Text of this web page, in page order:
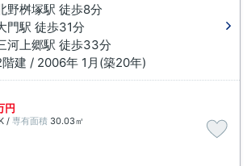
野桝塚駅 徒歩8分
門駅 徒歩31分
河上郷駅 徒歩33分
階建 / 2006年 1月(築20年)
円
/ 専有面積 30.03㎡